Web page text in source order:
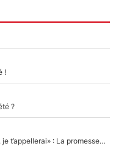
!
?
Mercato - OM - «Dès que je prends un club, je t’appellerai» : La promesse de Marcelino au moment de claquer la porte